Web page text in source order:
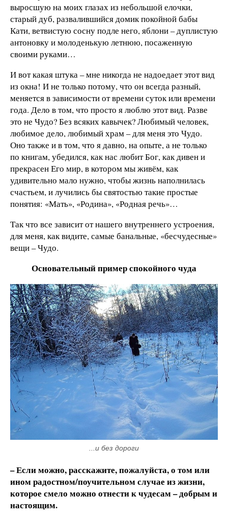
выросшую на моих глазах из небольшой елочки,
старый дуб, развалившийся домик покойной бабы
Кати, ветвистую сосну подле него, яблони – дуплистую
антоновку и молоденькую летнюю, посаженную
своими руками…
И вот какая штука – мне никогда не надоедает этот вид
из окна! И не только потому, что он всегда разный,
меняется в зависимости от времени суток или времени
года. Дело в том, что просто я люблю этот вид. Разве
это не Чудо? Без всяких кавычек? Любимый человек,
любимое дело, любимый храм – для меня это Чудо.
Оно также и в том, что я давно, на опыте, а не только
по книгам, убедился, как нас любит Бог, как дивен и
прекрасен Его мир, в котором мы живём, как
удивительно мало нужно, чтобы жизнь наполнилась
счастьем, и лучились бы святостью такие простые
понятия: «Мать», «Родина», «Родная речь»…
Так что все зависит от нашего внутреннего устроения,
для меня, как видите, самые банальные, «бесчудесные»
вещи – Чудо.
Основательный пример спокойного чуда
...и без дороги
– Если можно, расскажите, пожалуйста, о том или
ином радостном/поучительном случае из жизни,
которое смело можно отнести к чудесам – добрым и
настоящим.